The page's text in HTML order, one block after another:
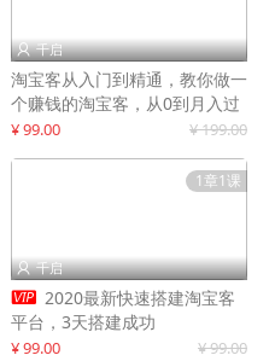
 千启
淘宝客从入门到精通，教你做一
个赚钱的淘宝客，从0到月入过
万
¥ 99.00 ¥ 199.00
1章1课
 千启
 2020最新快速搭建淘宝客
平台，3天搭建成功
¥ 99.00 ¥ 99.00